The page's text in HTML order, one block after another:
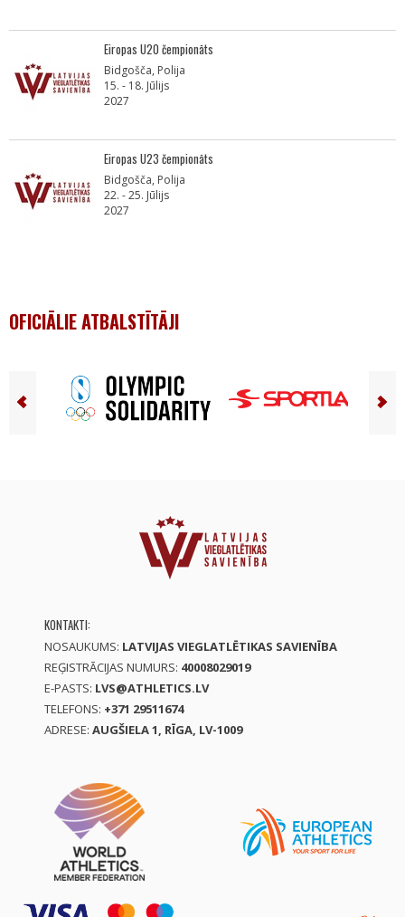
Eiropas U20 čempionāts
Bidgošča, Polija
15. - 18. Jūlijs
2027
Eiropas U23 čempionāts
Bidgošča, Polija
22. - 25. Jūlijs
2027
OFICIĀLIE ATBALSTĪTĀJI
KONTAKTI:
NOSAUKUMS: LATVIJAS VIEGLATLĒTIKAS SAVIENĪBA
REĢISTRĀCIJAS NUMURS: 40008029019
E-PASTS: LVS@ATHLETICS.LV
TELEFONS: +371 29511674
ADRESE: AUGŠIELA 1, RĪGA, LV-1009